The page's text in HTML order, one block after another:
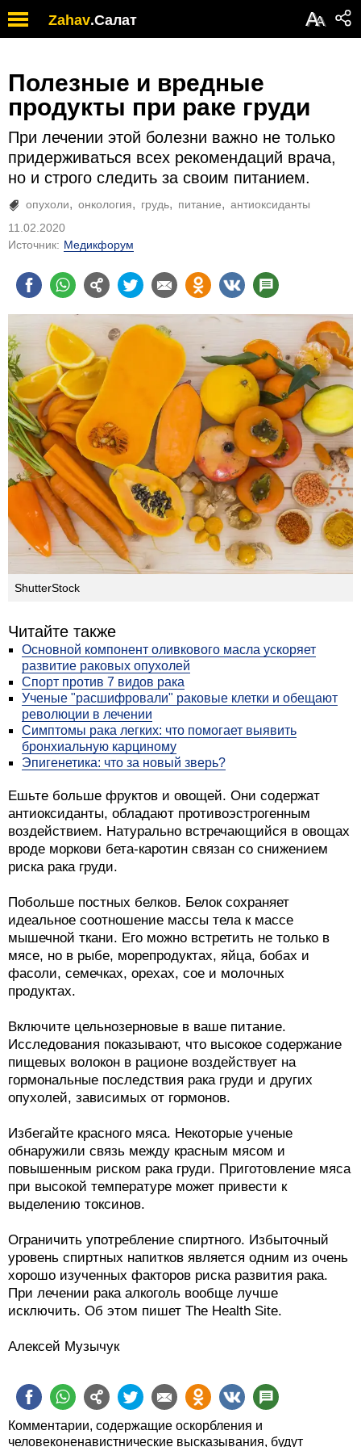
Zahav.Салат АА
Полезные и вредные
продукты при раке груди
При лечении этой болезни важно не только
придерживаться всех рекомендаций врача,
но и строго следить за своим питанием.
опухоли онкология грудь питание
антиоксиданты
11.02.2020
Источник: Медикфорум
ShutterStock
Читайте также
Основной компонент оливкового масла ускоряет
развитие раковых опухолей
Спорт против 7 видов рака
Ученые "расшифровали" раковые клетки и обещают
революции в лечении
Симптомы рака легких: что помогает выявить
бронхиальную карциному
Эпигенетика: что за новый зверь?
Ешьте больше фруктов и овощей. Они содержат
антиоксиданты, обладают противоэстрогенным
воздействием. Натурально встречающийся в овощах
вроде моркови бета-каротин связан со снижением
риска рака груди.
Побольше постных белков. Белок сохраняет
идеальное соотношение массы тела к массе
мышечной ткани. Его можно встретить не только в
мясе, но в рыбе, морепродуктах, яйца, бобах и
фасоли, семечках, орехах, сое и молочных
продуктах.
Включите цельнозерновые в ваше питание.
Исследования показывают, что высокое содержание
пищевых волокон в рационе воздействует на
гормональные последствия рака груди и других
опухолей, зависимых от гормонов.
Избегайте красного мяса. Некоторые ученые
обнаружили связь между красным мясом и
повышенным риском рака груди. Приготовление мяса
при высокой температуре может привести к
выделению токсинов.
Ограничить употребление спиртного. Избыточный
уровень спиртных напитков является одним из очень
хорошо изученных факторов риска развития рака.
При лечении рака алкоголь вообще лучше
исключить. Об этом пишет The Health Site.
Алексей Музычук
Комментарии, содержащие оскорбления и
человеконенавистнические высказывания, будут